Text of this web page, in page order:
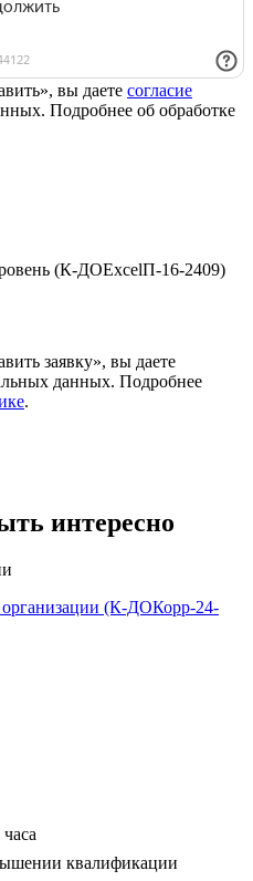
вы даете согласие
Подробнее об обработке
(К-ДОExcelП-16-2409)
заявку», вы даете
данных. Подробнее
.
интересно
(К-ДОКорр-24-
квалификации